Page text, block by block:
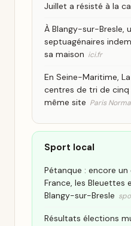
Juillet a résisté à la
À Blangy-sur-Bresle,
septuagénaires
sa maison ici.fr
En Seine-Maritime,
centres de tri de
même site Paris
Sport local
Pétanque : encore un
France, les Bleuettes
Blangy-sur-Bresle
Résultats élections